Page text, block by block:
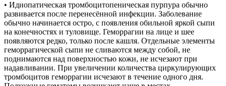
• Идиопатическая тромбоцитопеническая пурпура обычно
развивается после перенесённой инфекции. Заболевание
обычно начинается остро, с появления обильной яркой сыпи
на конечностях и туловище. Геморрагии на лице и шее
появляются редко, только после кашля. Отдельные элементы
геморрагической сыпи не сливаются между собой, не
поднимаются над поверхностью кожи, не исчезают при
надавливании. При увеличении количества циркулирующих
тромбоцитов геморрагии исчезают в течение одного дня.